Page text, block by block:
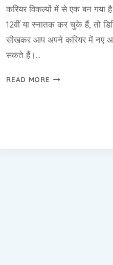
करियर विकल्पों में से एक बन गया
12वीं या स्नातक कर चुके हैं, तो
सीखकर आप अपने करियर में नए
सकते हैं।…
READ MORE बैस्ट
दिल्ली